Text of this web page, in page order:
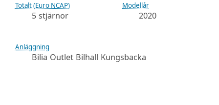
Totalt (Euro NCAP)
5 stjärnor
Modellår
2020
Anläggning
Bilia Outlet Bilhall Kungsbacka